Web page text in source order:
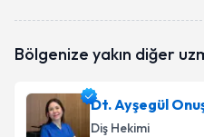
Bölgenize yakın diğer
Dt. Ayşegül
Diş Hekimi